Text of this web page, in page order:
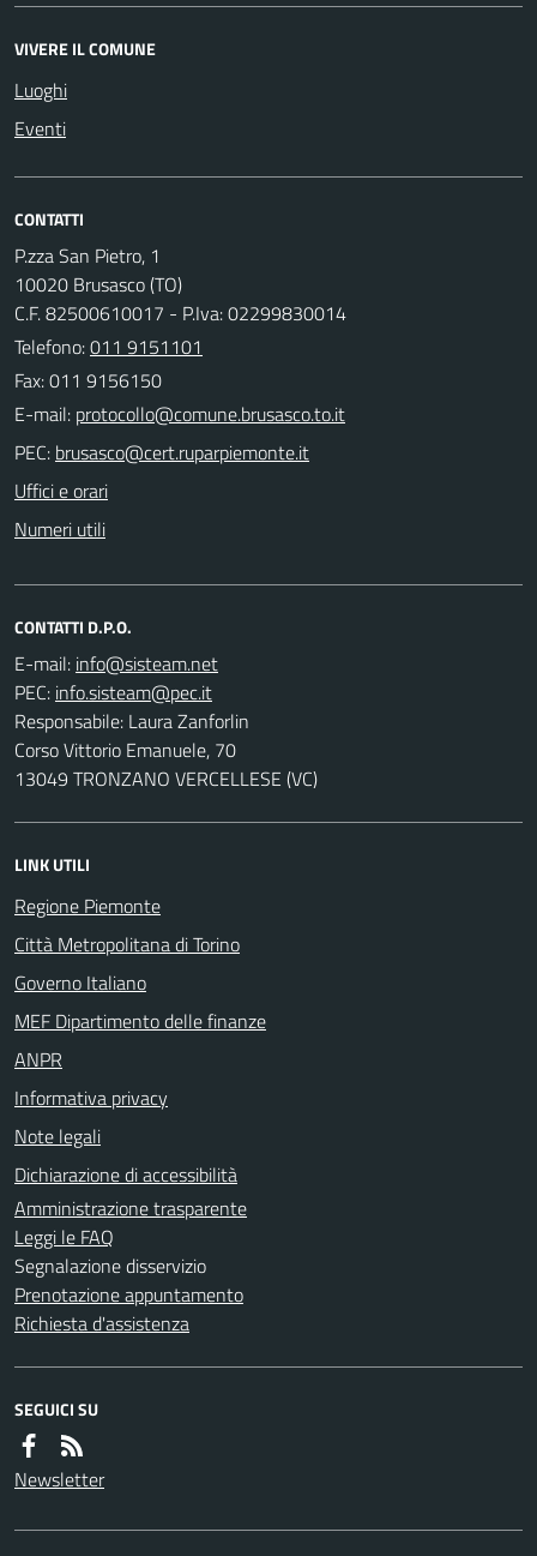
VIVERE IL COMUNE
Luoghi
Eventi
CONTATTI
P.zza San Pietro, 1
10020 Brusasco (TO)
C.F. 82500610017 - P.Iva: 02299830014
Telefono:011 9151101
Fax: 011 9156150
E-mail:
PEC:
Uffici e orari
Numeri utili
CONTATTI D.P.O.
E-mail:
PEC:
Responsabile: Laura Zanforlin
Corso Vittorio Emanuele, 70
13049 TRONZANO VERCELLESE (VC)
LINK UTILI
Regione Piemonte
Città Metropolitana di Torino
Governo Italiano
MEF Dipartimento delle finanze
ANPR
Informativa privacy
Note legali
Dichiarazione di accessibilità
Amministrazione trasparente
Leggi le FAQ
Segnalazione disservizio
Prenotazione appuntamento
Richiesta d'assistenza
SEGUICI SU
Newsletter